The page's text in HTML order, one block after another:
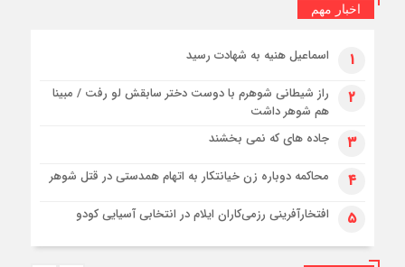
اخبار مهم
۱ اسماعیل هنیه به شهادت رسید
۲
راز شیطانی شوهرم با دوست دختر سابقش لو رفت / مبینا
هم شوهر داشت
۳ جاده های که نمی بخشند
۴ محاکمه دوباره زن خیانتکار به اتهام همدستی در قتل شوهر
۵ افتخارآفرینی رزمی‌کاران ایلام در انتخابی آسیایی کودو